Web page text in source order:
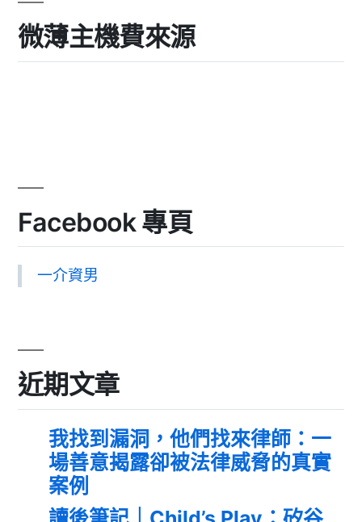
微薄主機費來源
Facebook 專頁
一介資男
近期文章
我找到漏洞，他們找來律師：一
場善意揭露卻被法律威脅的真實
案例